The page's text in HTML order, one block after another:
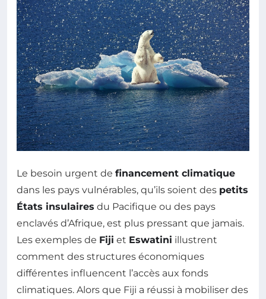
Le besoin urgent de financement climatique
dans les pays vulnérables, qu’ils soient des petits
États insulaires du Pacifique ou des pays
enclavés d’Afrique, est plus pressant que jamais.
Les exemples de Fiji et Eswatini illustrent
comment des structures économiques
différentes influencent l’accès aux fonds
climatiques. Alors que Fiji a réussi à mobiliser des